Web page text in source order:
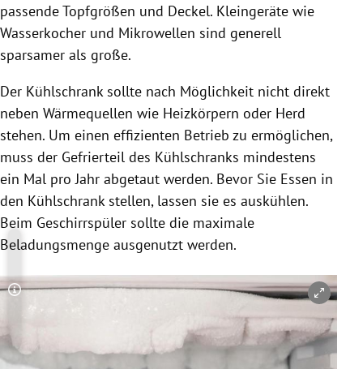
passende Topfgrößen und Deckel. Kleingeräte wie
Wasserkocher und Mikrowellen sind generell
sparsamer als große.
Der Kühlschrank sollte nach Möglichkeit nicht direkt
neben Wärmequellen wie Heizkörpern oder Herd
stehen. Um einen effizienten Betrieb zu ermöglichen,
muss der Gefrierteil des Kühlschranks mindestens
ein Mal pro Jahr abgetaut werden. Bevor Sie Essen in
den Kühlschrank stellen, lassen sie es auskühlen.
Beim Geschirrspüler sollte die maximale
Beladungsmenge ausgenutzt werden.
Copyright-Hinweis öffnen/schließen